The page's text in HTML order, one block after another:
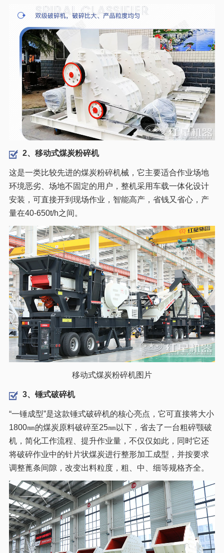
2、移动式煤炭粉碎机
这是一类比较先进的煤炭粉碎机械，它主要适合作业场地
环境恶劣、场地不固定的用户，整机采用车载一体化设计
安装，可直接开到现场作业，智能高产，省钱又省心，产
量在40-650t/h之间。
移动式煤炭粉碎机图片
3、锤式破碎机
“一锤成型”是这款锤式破碎机的核心亮点，它可直接将大小
1800㎜的煤炭原料破碎至25㎜以下，省去了一台粗碎颚破
机，简化工作流程、提升作业量，不仅仅如此，同时它还
将破碎作业中的针片状煤炭进行整形加工成型，并按要求
调整蓖条间隙，改变出料粒度，粗、中、细等规格齐全。